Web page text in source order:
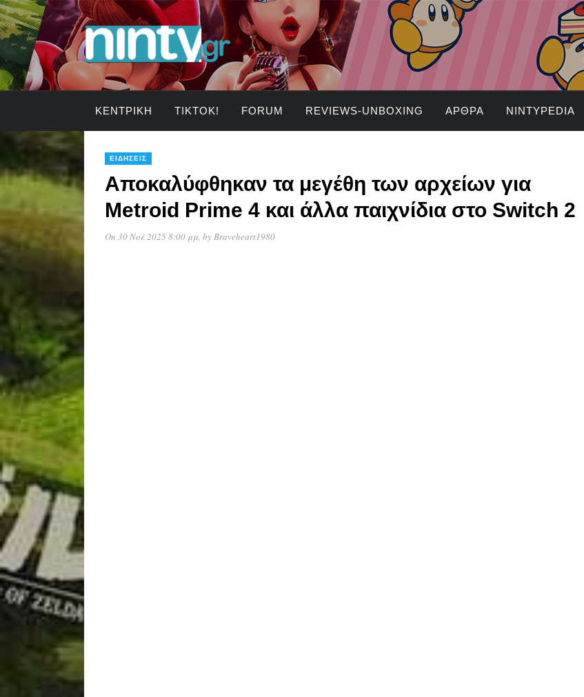
ΚΕΝΤΡΙΚΉ TIKTOK! FORUM REVIEWS-UNBOXING ΆΡΘΡΑ NINTYPEDIA
ΕΙΔΉΣΕΙΣ
Αποκαλύφθηκαν τα μεγέθη των αρχείων για
Metroid Prime 4 και άλλα παιχνίδια στο Switch 2
On 30 Νοέ 2025 8:00 μμ, byBraveheart1980